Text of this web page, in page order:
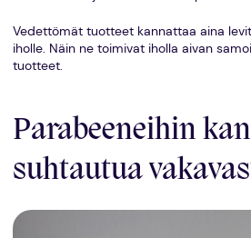
Vedettömät tuotteet kannattaa aina
iholle. Näin ne toimivat iholla aivan
tuotteet.
Parabeeneihin
suhtautua